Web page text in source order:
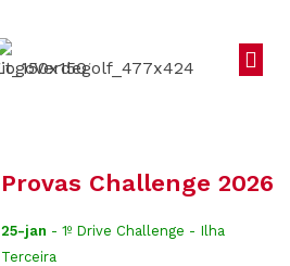
Provas Challenge 2026
25-jan - 1º Drive Challenge - Ilha
Terceira